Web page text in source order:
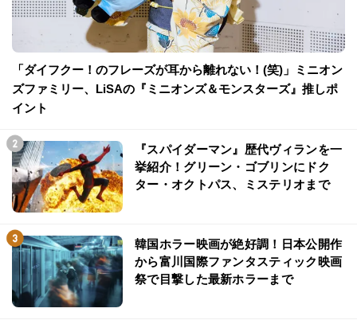
「ダイフクー！のフレーズが耳から離れない！(笑)」ミニオン
ズファミリー、LiSAの『ミニオンズ＆モンスターズ』推しポ
イント
『スパイダーマン』歴代ヴィランを一
挙紹介！グリーン・ゴブリンにドク
ター・オクトパス、ミステリオまで
韓国ホラー映画が絶好調！日本公開作
から富川国際ファンタスティック映画
祭で目撃した最新ホラーまで